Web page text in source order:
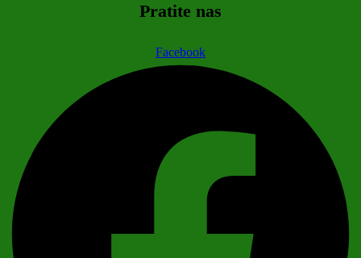
Pratite nas
Facebook